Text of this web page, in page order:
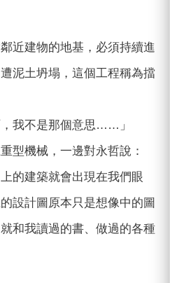
近建物的地基，必須持續進
泥土坍塌，這個工程稱為擋
，我不是那個意思……」
型機械，一邊對永哲說：
的建築就會出現在我們眼
設計圖原本只是想像中的圖
和我讀過的書、做過的各種